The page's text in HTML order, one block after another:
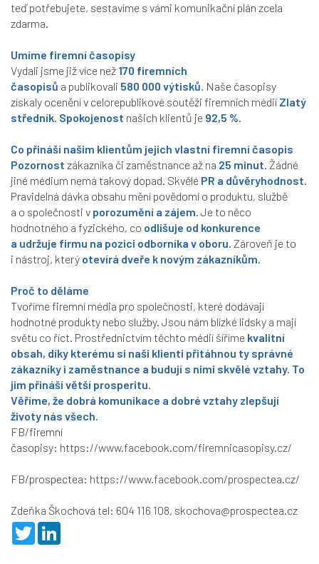
teď potřebujete, sestavíme s vámi komunikační plán zcela
zdarma.
Umíme firemní časopisy
Vydali jsme již více než 170 firemních
časopisů a publikovali 580 000 výtisků. Naše časopisy
získaly ocenění v celorepublikové soutěži firemních médií Zlatý
středník. Spokojenost našich klientů je 92,5 %.
Co přináší našim klientům jejich vlastní firemní časopis
Pozornost zákazníka či zaměstnance až na 25 minut. Žádné
jiné médium nemá takový dopad. Skvělé PR a důvěryhodnost.
Pravidelná dávka obsahu mění povědomí o produktu, službě
a o společnosti v porozumění a zájem. Je to něco
hodnotného a fyzického, co odlišuje od konkurence
a udržuje firmu na pozici odborníka v oboru. Zároveň je to
i nástroj, který otevírá dveře k novým zákazníkům.
Proč to děláme
Tvoříme firemní média pro společnosti, které dodávají
hodnotné produkty nebo služby. Jsou nám blízké lidsky a mají
světu co říct. Prostřednictvím těchto médií šíříme kvalitní
obsah, díky kterému si naši klienti přitáhnou ty správné
zákazníky i zaměstnance a budují s nimi skvělé vztahy. To
jim přináší větší prosperitu.
Věříme, že dobrá komunikace a dobré vztahy zlepšují
životy nás všech.
FB/firemní
časopisy: https://www.facebook.com/firemnicasopisy.cz/
FB/prospectea: https://www.facebook.com/prospectea.cz/
Zdeňka Škochová tel: 604 116 108, skochova@prospectea.cz
T
w